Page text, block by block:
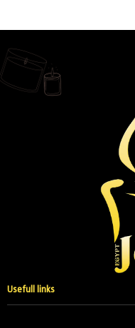
Usefull links